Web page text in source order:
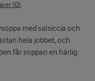
(0)
med salsiccia och
hela jobbet, och
får soppan en härlig